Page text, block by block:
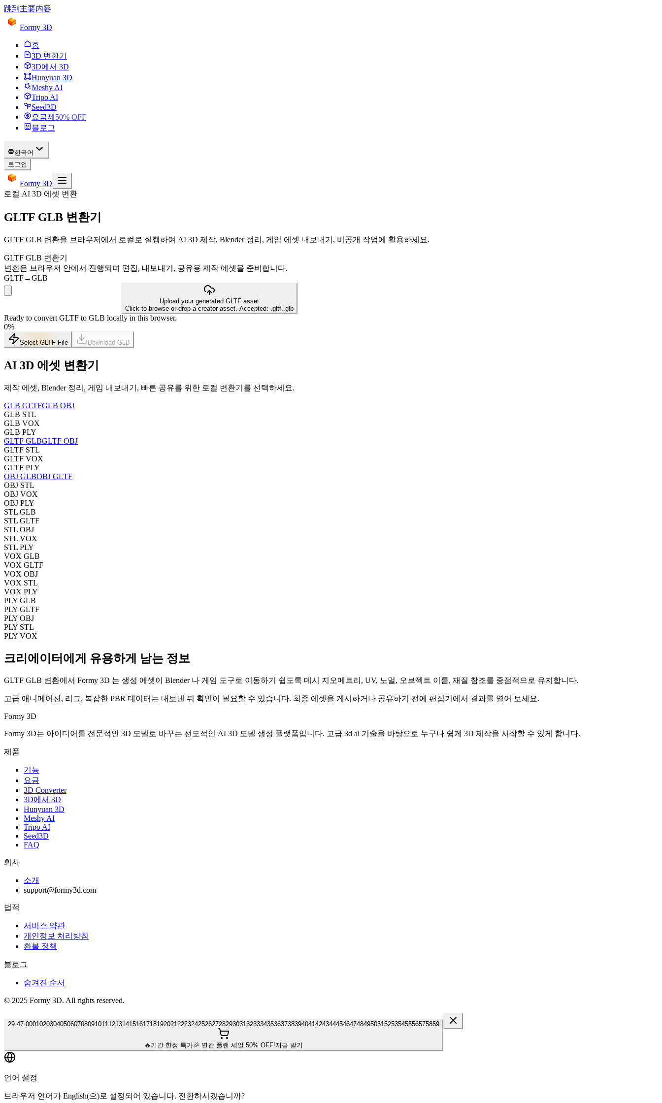
跳到主要内容
Formy 3D
홈
3D 변환기
3D에서 3D
Hunyuan 3D
Meshy AI
Tripo AI
Seed3D
요금제 50% OFF
블로그
한국어
로그인
Formy 3D
로컬 AI 3D 에셋 변환
GLTF GLB 변환기
GLTF GLB 변환을 브라우저에서 로컬로 실행하여 AI 3D 제작, Blender 정리, 게임 에셋 내보내기, 비공개 작업에 활용하세요.
GLTF GLB 변환기
변환은 브라우저 안에서 진행되며 편집, 내보내기, 공유용 제작 에셋을 준비합니다.
GLTF→GLB
Upload your generated GLTF asset
Click to browse or drop a creator asset. Accepted: .gltf,.glb
Ready to convert GLTF to GLB locally in this browser.
0%
Select GLTF File Download GLB
AI 3D 에셋 변환기
제작 에셋, Blender 정리, 게임 내보내기, 빠른 공유를 위한 로컬 변환기를 선택하세요.
GLB GLTFGLB OBJ
GLB STL
GLB VOX
GLB PLY
GLTF GLBGLTF OBJ
GLTF STL
GLTF VOX
GLTF PLY
OBJ GLBOBJ GLTF
OBJ STL
OBJ VOX
OBJ PLY
STL GLB
STL GLTF
STL OBJ
STL VOX
STL PLY
VOX GLB
VOX GLTF
VOX OBJ
VOX STL
VOX PLY
PLY GLB
PLY GLTF
PLY OBJ
PLY STL
PLY VOX
크리에이터에게 유용하게 남는 정보
GLTF GLB 변환에서 Formy 3D 는 생성 에셋이 Blender 나 게임 도구로 이동하기 쉽도록 메시 지오메트리, UV, 노멀, 오브젝트 이름, 재질 참조를 중점적으로 유지합니다.
고급 애니메이션, 리그, 복잡한 PBR 데이터는 내보낸 뒤 확인이 필요할 수 있습니다. 최종 에셋을 게시하거나 공유하기 전에 편집기에서 결과를 열어 보세요.
Formy 3D
Formy 3D는 아이디어를 전문적인 3D 모델로 바꾸는 선도적인 AI 3D 모델 생성 플랫폼입니다. 고급 3d ai 기술을 바탕으로 누구나 쉽게 3D 제작을 시작할 수 있게 합니다.
제품
기능
요금
3D Converter
3D에서 3D
Hunyuan 3D
Meshy AI
Tripo AI
Seed3D
FAQ
회사
소개
support@formy3d.com
법적
서비스 약관
개인정보 처리방침
환불 정책
블로그
숨겨진 순서
© 2025 Formy 3D. All rights reserved.
29:46:000102030405060708091011121314151617181920212223242526272829303132333435363738394041424344454647484950515253545556575859
🔥 기간 한정 특가🎉 연간 플랜 세일 50% OFF!지금 받기
언어 설정
브라우저 언어가 English(으)로 설정되어 있습니다. 전환하시겠습니까?